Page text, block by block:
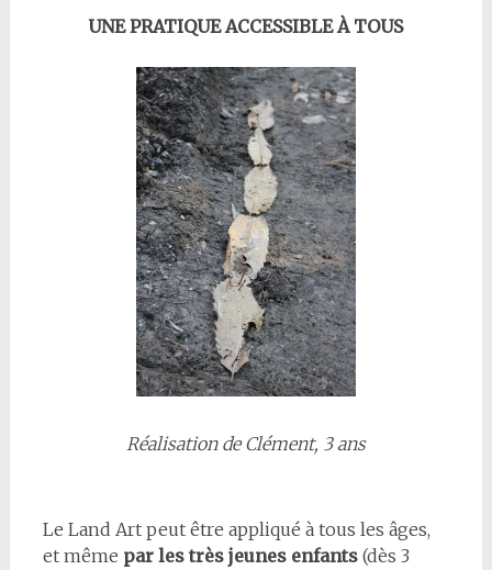
UNE PRATIQUE ACCESSIBLE À TOUS
Réalisation de Clément, 3 ans
Le Land Art peut être appliqué à tous les âges,
et même par les très jeunes enfants(dès 3